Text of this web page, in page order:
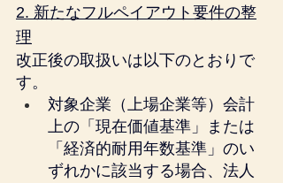
2. 新たなフルペイアウト要件の整
理
改正後の取扱いは以下のとおりで
す。
対象企業（上場企業等）会計
上の「現在価値基準」または
「経済的耐用年数基準」のい
ずれかに該当する場合、法人